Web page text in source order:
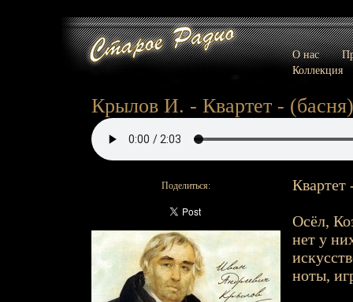
О нас
Коллекция
Крылов И. - Квартет -
Поделиться: Квартет
Осёл,
нет у
ноты,